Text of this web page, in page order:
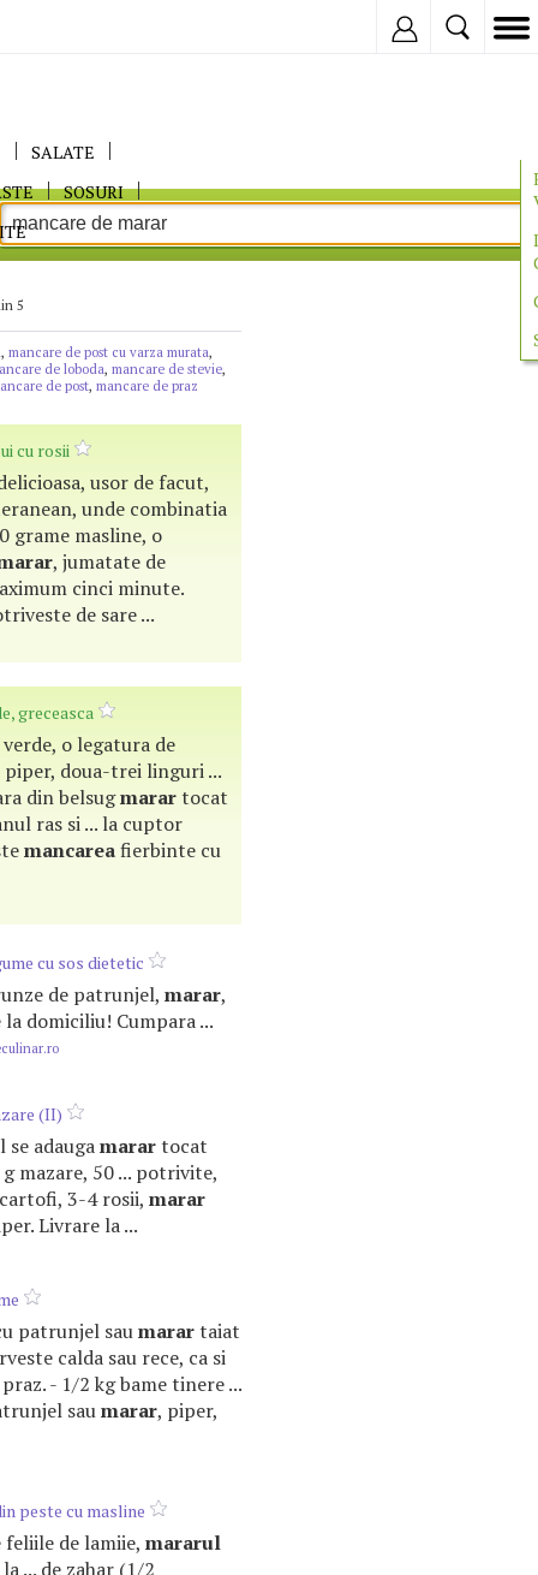
SALATE
SOSURI
5
, mancare de post cu varza murata,
de loboda, mancare de stevie,
de post, mancare de praz
cu rosii
usor de facut,
unde combinatia
grame masline, o
, jumatate de
cinci minute.
de sare ...
greceasca
o legatura de
piper, doua-trei linguri ...
din belsugmarartocat
ras si ... la cuptor
mancareafierbinte cu
cu sos dietetic
de patrunjel, marar,
domiciliu! Cumpara ...
(II)
se adaugamarartocat
mazare, 50 ... potrivite,
3-4 rosii, marar
Livrare la ...
patrunjel saumarartaiat
calda sau rece, ca si
- 1/2 kg bame tinere ...
saumarar, piper,
peste cu masline
de lamiie, mararul
... de zahar (1/2